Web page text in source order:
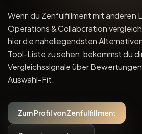
Wenn du Zenfulfillment mit anderen
Operations & Collaboration
hier die naheliegendsten
Tool-Liste zu sehen, bekommst du
Vergleichssignale über
Auswahl-Fit.
Zum Profil von Zenfulfillment